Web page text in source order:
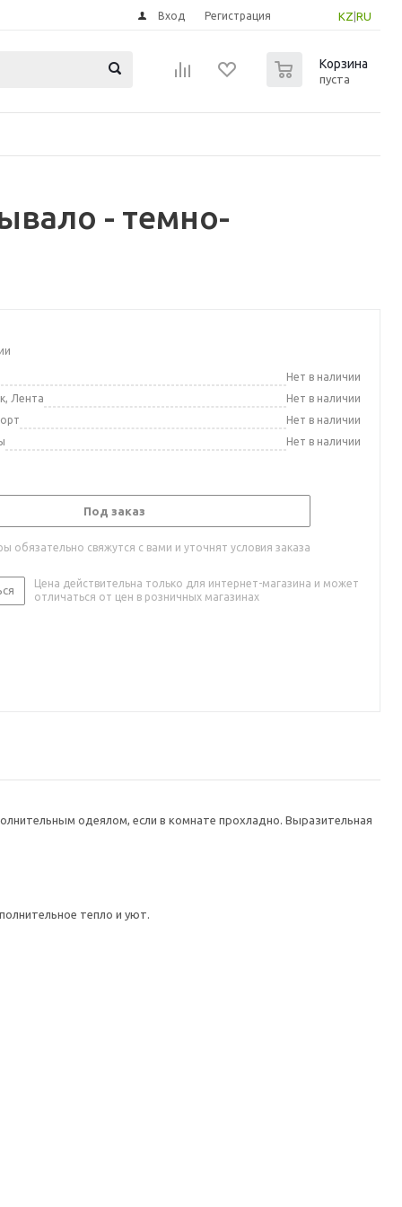
KZ RU
Вход Регистрация
Корзина
пуста
- темно-
Нет в наличии
Лента
Нет в наличии
Нет в наличии
Нет в наличии
Под заказ
обязательно свяжутся с вами и уточнят условия заказа
Цена действительна только для интернет-магазина и может
отличаться от цен в розничных магазинах
одеялом, если в комнате прохладно. Выразительная
тепло и уют.